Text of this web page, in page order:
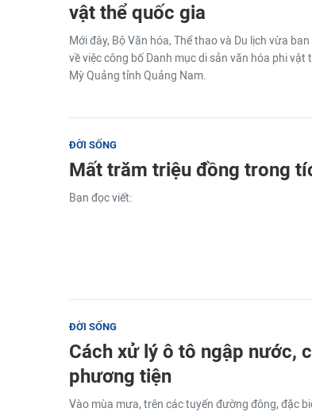
vật thể quốc gia
Mới đây, Bộ Văn hóa, Thể thao và Du lịch vừa
về việc công bố Danh mục di sản văn hóa phi
Mỳ Quảng tỉnh Quảng Nam.
ĐỜI SỐNG
Mất trăm triệu đồng trong
Bạn đọc viết:
ĐỜI SỐNG
Cách xử lý ô tô ngập nước,
phương tiện
Vào mùa mưa, trên các tuyến đường đông, đặc